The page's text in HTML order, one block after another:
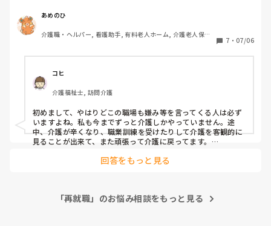
いずれにせよ、人間関係って本当に難しいですね。ただ、それ
は介護の現場に限ったことではないので、再就職に際して、介
護の現場を含めて検討してもいいのではないかと考えます。
回ほどしています。
もう何度も介護職に戻りたくないと思って別職種へ転職しよ
全て不採用でした。
金銭面に全く余裕が無く、失業手当を受給していましたがず
っとは頼れないので覚悟を決めて再度介護職に復帰し、再就
職手当を貰い何とか生きています。
今の職場は比較的楽しく仕事を出来ていますが、患者数がま
あめのひ
介護職・ヘルパー, 看護助手, 有料老人ホーム, 介護老人保健
7 ・ 07/06
コヒ
介護福祉士, 訪問介護
初めまして、やはりどこの職場も嫌み等を言ってくる人は必ず
いますよね。私も今までずっと介護しかやっていません。途
中、介護が辛くなり、職業訓練を受けたりして介護を客観的に
見ることが出来て、また頑張って介護に戻ってます。
て、グサッときた事もあります。でもそれは、脳外の病院だっ
最初の病院が忙しくも色々と学べたので、その後は大体やって
回答をもっと見る
「再就職」のお悩み相談をもっと見る